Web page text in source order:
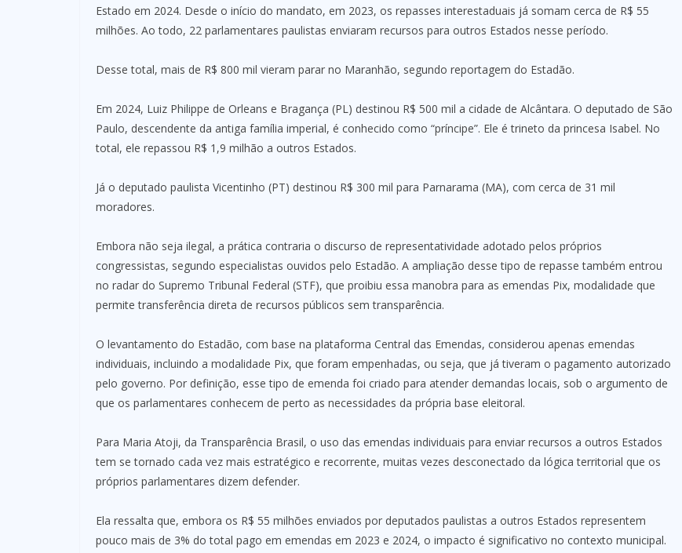
Estado em 2024. Desde o início do mandato, em 2023, os repasses interestaduais já somam cerca de R$ 55
milhões. Ao todo, 22 parlamentares paulistas enviaram recursos para outros Estados nesse período.
Desse total, mais de R$ 800 mil vieram parar no Maranhão, segundo reportagem do Estadão.
Em 2024, Luiz Philippe de Orleans e Bragança (PL) destinou R$ 500 mil a cidade de Alcântara. O deputado de São
Paulo, descendente da antiga família imperial, é conhecido como “príncipe”. Ele é trineto da princesa Isabel. No
total, ele repassou R$ 1,9 milhão a outros Estados.
Já o deputado paulista Vicentinho (PT) destinou R$ 300 mil para Parnarama (MA), com cerca de 31 mil
moradores.
Embora não seja ilegal, a prática contraria o discurso de representatividade adotado pelos próprios
congressistas, segundo especialistas ouvidos pelo Estadão. A ampliação desse tipo de repasse também entrou
no radar do Supremo Tribunal Federal (STF), que proibiu essa manobra para as emendas Pix, modalidade que
permite transferência direta de recursos públicos sem transparência.
O levantamento do Estadão, com base na plataforma Central das Emendas, considerou apenas emendas
individuais, incluindo a modalidade Pix, que foram empenhadas, ou seja, que já tiveram o pagamento autorizado
pelo governo. Por definição, esse tipo de emenda foi criado para atender demandas locais, sob o argumento de
que os parlamentares conhecem de perto as necessidades da própria base eleitoral.
Para Maria Atoji, da Transparência Brasil, o uso das emendas individuais para enviar recursos a outros Estados
tem se tornado cada vez mais estratégico e recorrente, muitas vezes desconectado da lógica territorial que os
próprios parlamentares dizem defender.
Ela ressalta que, embora os R$ 55 milhões enviados por deputados paulistas a outros Estados representem
pouco mais de 3% do total pago em emendas em 2023 e 2024, o impacto é significativo no contexto municipal.